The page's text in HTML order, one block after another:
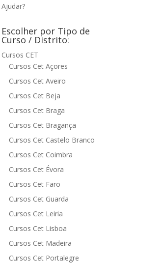
Ajudar?
Escolher por Tipo de
Curso / Distrito:
Cursos CET
Cursos Cet Açores
Cursos Cet Aveiro
Cursos Cet Beja
Cursos Cet Braga
Cursos Cet Bragança
Cursos Cet Castelo Branco
Cursos Cet Coimbra
Cursos Cet Évora
Cursos Cet Faro
Cursos Cet Guarda
Cursos Cet Leiria
Cursos Cet Lisboa
Cursos Cet Madeira
Cursos Cet Portalegre